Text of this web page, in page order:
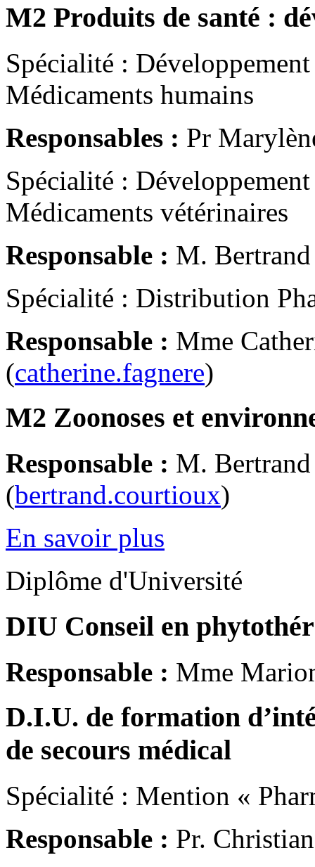
M2 Produits de santé :
Spécialité :
Médicaments humains
Responsables : Pr
Spécialité :
Médicaments vétérinaires
Responsable : M.
Spécialité : Distribution
Responsable : Mme
(catherine.fagnere)
M2 Zoonoses et
Responsable : M.
(bertrand.courtioux)
En savoir plus
Diplôme d'Université
DIU Conseil en
Responsable : Mme
D.I.U. de formation
de secours médical
Spécialité : Mention «
Responsable : Pr.